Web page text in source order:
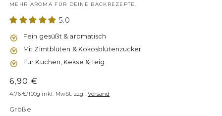
öffnen
MEHR AROMA FÜR DEINE BACKREZEPTE.
5.0
Fein gesüßt & aromatisch
Mit Zimtblüten & Kokosblütenzucker
Für Kuchen, Kekse & Teig
Normaler
Preis
6,90 €
4,76 €/100g inkl. MwSt. zzgl.Versand
Größe